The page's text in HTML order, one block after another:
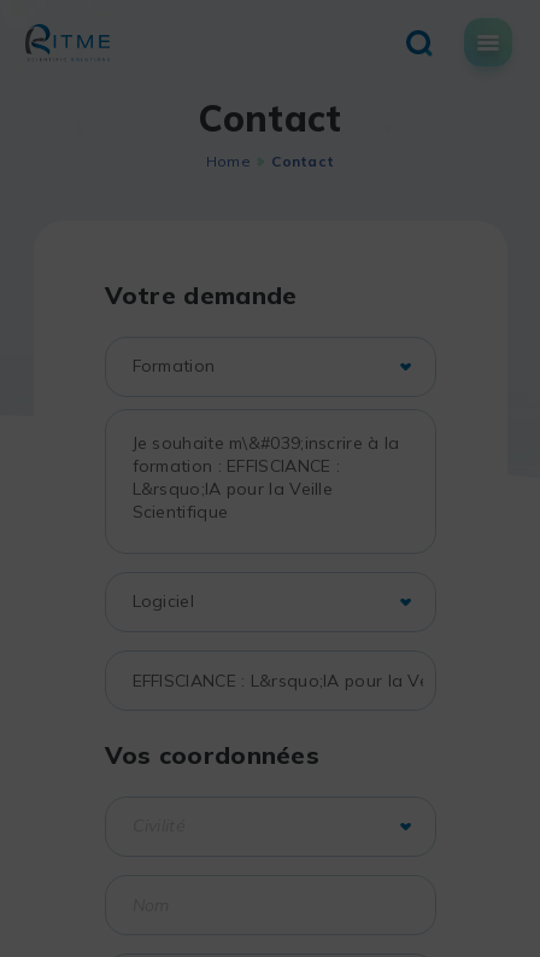
content
Contact
Home Contact
Votre demande
Vos coordonnées